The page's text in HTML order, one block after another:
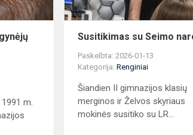
m.
Susitikimas su Seimo
Paskelbta: 2026-01-13
Kategorija:Renginiai
Šiandien II gimnazijos klasių
merginos ir Želvos skyriaus
mokinės susitiko su LR...